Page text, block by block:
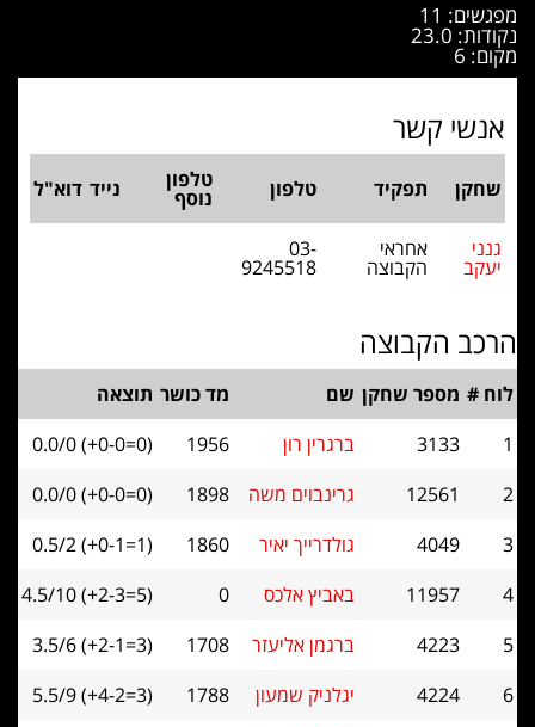
מפגשים: 11
נקודות: 23.0
מקום: 6
אנשי קשר
שחקן תפקיד טלפון טלפון
נוסף נייד דוא"ל
גנני
יעקב
אחראי
הקבוצה
03-
9245518
הרכב הקבוצה
לוח # מספר שחקן שם מד כושר תוצאה
1
3133 ברגרין רון 1956
0.0/0 (+0-0=0)
2
12561 גרינבוים משה 1898
0.0/0 (+0-0=0)
3
4049 גולדרייך יאיר 1860
0.5/2 (+0-1=1)
4
11957 באביץ אלכס 0
4.5/10 (+2-3=5)
5
4223 ברגמן אליעזר 1708
3.5/6 (+2-1=3)
6
4224 יגלניק שמעון 1788
5.5/9 (+4-2=3)